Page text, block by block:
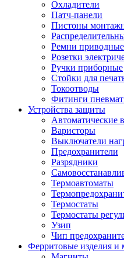
Охладители
Патч-панели
Пистоны
Ремни приводные
Розетки
Ручки приборные
Стойки для
Токоотводы
Фитинги
Устройства защиты
Автоматические
Варисторы
Выключатели
Предохранители
Разрядники
Термоавтоматы
Термостаты
Термостаты
Узип
Чип
Ферритовые изделия и